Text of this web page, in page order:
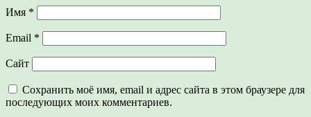
Имя *
Email *
Сайт
Сохранить моё имя, email и адрес сайта в этом браузере для
последующих моих комментариев.